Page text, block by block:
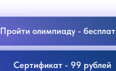
Пройти олимпиаду -
Сертификат - 99 рублей